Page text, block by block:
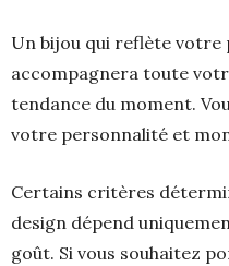
Un bijou qui reflète votre
accompagnera toute
tendance du moment.
votre personnalité et
Certains critères
design dépend
goût. Si vous souhaitez